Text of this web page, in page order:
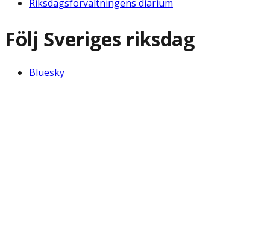
Riksdagsförvaltningens diarium
Följ Sveriges riksdag
Bluesky